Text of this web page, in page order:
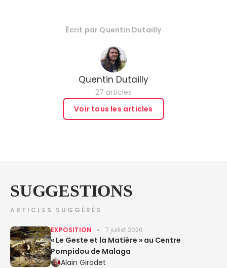
Écrit par Quentin Dutailly
Quentin Dutailly
27 articles
Voir tous les articles
SUGGESTIONS
ARTICLES SUGGÉRÉS
EXPOSITION 7 juillet 2026
« Le Geste et la Matière » au Centre
Pompidou de Malaga
Alain Girodet